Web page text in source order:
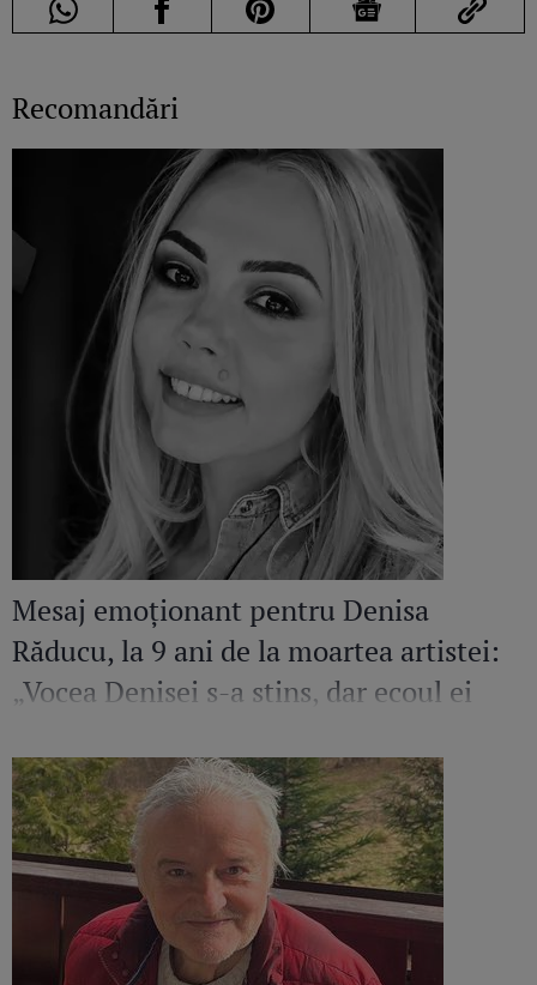
Recomandări
Mesaj emoționant pentru Denisa
Răducu, la 9 ani de la moartea artistei:
„Vocea Denisei s-a stins, dar ecoul ei